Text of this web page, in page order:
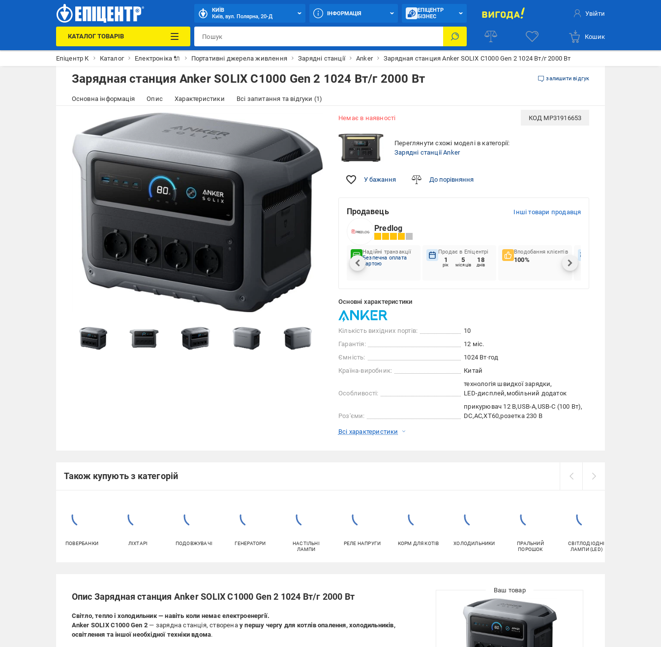
КИЇВ
Київ, вул. Полярна, 20-Д
ІНФОРМАЦІЯ
ЕПІЦЕНТР
БІЗНЕС
Увійти
КАТАЛОГ ТОВАРІВ Кошик
Епіцентр К Каталог Електроніка 🔌 Портативні джерела живлення Зарядні станції Anker Зарядная станция Anker SOLIX C1000 Gen 2 1024 Вт/г 2000 Вт
Зарядная станция Anker SOLIX C1000 Gen 2 1024 Вт/г 2000 Вт залишити відгук
Основна інформація Опис Характеристики Всі запитання та відгуки (1)
Немає в наявності КОД MP31916653
Переглянути схожі моделі в категорії:
Зарядні станції Anker
У бажання До порівняння
Продавець Інші товари продавця
Predlog
Надійні транзакції
Безпечна оплата
картою
Продає в Епіцентрі
1
рік
5
місяців
18
днів
Вподобання клієнтів
100%
Основні характеристики
Кількість вихідних портів:
10
Гарантія:
12 міс.
Ємність:
1024 Вт·год
Країна-виробник:
Китай
Особливості:
технологія швидкої зарядки
LED-дисплей мобільний додаток
Роз'єми:
прикурювач 12 В USB-A USB-C (100 Вт)
DC AC XT60 розетка 230 В
Всі характеристики
Також купують з категорій
ПОВЕРБАНКИ ЛІХТАРІ ПОДОВЖУВАЧІ ГЕНЕРАТОРИ
НАСТІЛЬНІ
ЛАМПИ
РЕЛЕ НАПРУГИ КОРМ ДЛЯ КОТІВ ХОЛОДИЛЬНИКИ
ПРАЛЬНИЙ
ПОРОШОК
СВІТЛОДІОДНІ
ЛАМПИ (LED)
Опис Зарядная станция Anker SOLIX C1000 Gen 2 1024 Вт/г 2000 Вт
Світло, тепло і холодильник — навіть коли немає електроенергії.
Anker SOLIX C1000 Gen 2 — зарядна станція, створена у першу чергу для котлів опалення, холодильників,
освітлення та іншої необхідної техніки вдома.